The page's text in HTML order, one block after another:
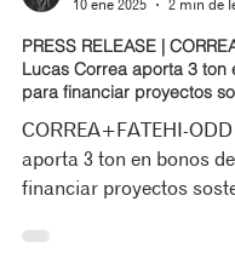
10 ene 2025
2 min de
PRESS RELEASE |
para financiar proyectos
CORREA+FATEHI-
aporta 3 ton en bonos
financiar proyectos